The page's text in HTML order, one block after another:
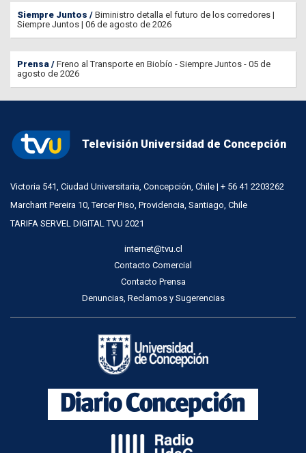
Siempre Juntos
Biministro detalla el futuro de los corredores |
Siempre Juntos | 06 de agosto de 2026
Prensa
Freno al Transporte en Biobío - Siempre Juntos - 05 de
agosto de 2026
Televisión Universidad de Concepción
Victoria 541, Ciudad Universitaria, Concepción, Chile | + 56 41 2203262
Marchant Pereira 10, Tercer Piso, Providencia, Santiago, Chile
TARIFA SERVEL DIGITAL TVU 2021
internet@tvu.cl
Contacto Comercial
Contacto Prensa
Denuncias, Reclamos y Sugerencias